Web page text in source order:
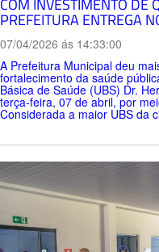
COM INVESTIMENTO DE
PREFEITURA ENTREGA
07/04/2026 ás 14:33:00
A Prefeitura Municipal deu
fortalecimento da saúde
Básica de Saúde (UBS) Dr.
terça-feira, 07 de abril, por
Considerada a maior UBS da